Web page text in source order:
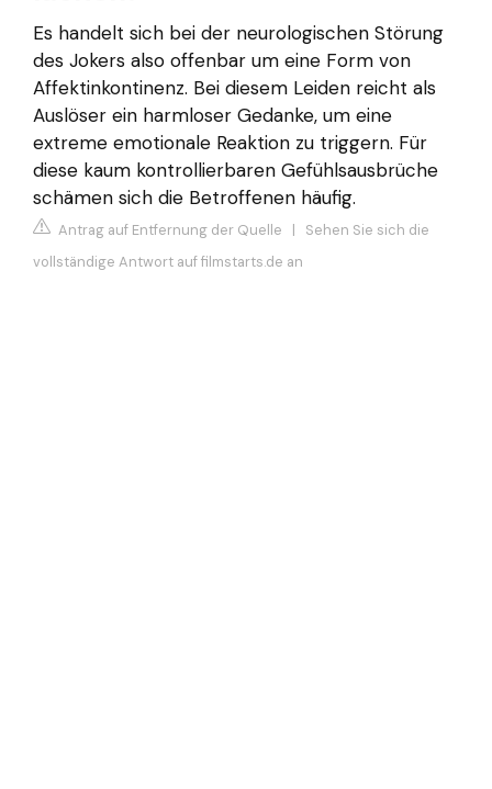
Es handelt sich bei der neurologischen Störung
des Jokers also offenbar um eine Form von
Affektinkontinenz. Bei diesem Leiden reicht als
Auslöser ein harmloser Gedanke, um eine
extreme emotionale Reaktion zu triggern. Für
diese kaum kontrollierbaren Gefühlsausbrüche
schämen sich die Betroffenen häufig.
Antrag auf Entfernung der Quelle | Sehen Sie sich die
vollständige Antwort auf filmstarts.de an